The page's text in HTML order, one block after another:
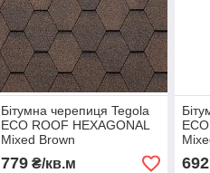
Бітумна черепиця Tegola
ECO ROOF HEXAGONAL
Mixed Brown
779₴/кв.м